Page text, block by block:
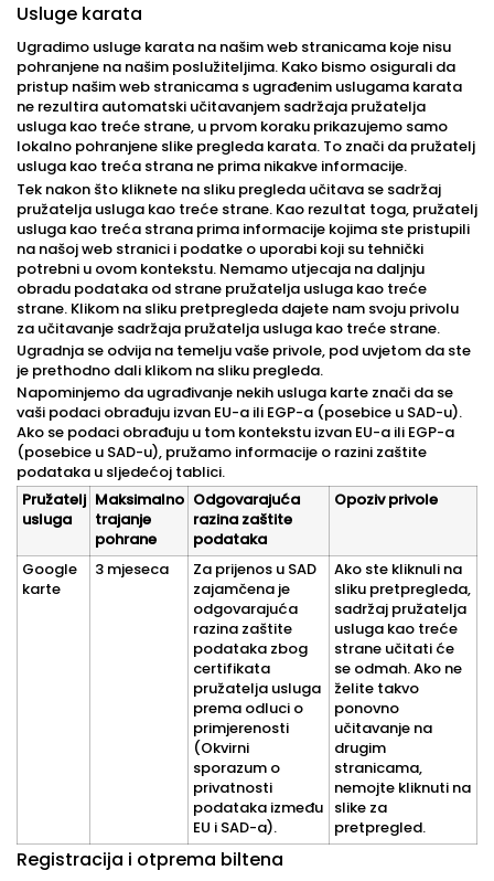
Usluge karata
Ugradimo usluge karata na našim web stranicama koje nisu
pohranjene na našim poslužiteljima. Kako bismo osigurali da
pristup našim web stranicama s ugrađenim uslugama karata
ne rezultira automatski učitavanjem sadržaja pružatelja
usluga kao treće strane, u prvom koraku prikazujemo samo
lokalno pohranjene slike pregleda karata. To znači da pružatelj
usluga kao treća strana ne prima nikakve informacije.
Tek nakon što kliknete na sliku pregleda učitava se sadržaj
pružatelja usluga kao treće strane. Kao rezultat toga, pružatelj
usluga kao treća strana prima informacije kojima ste pristupili
na našoj web stranici i podatke o uporabi koji su tehnički
potrebni u ovom kontekstu. Nemamo utjecaja na daljnju
obradu podataka od strane pružatelja usluga kao treće
strane. Klikom na sliku pretpregleda dajete nam svoju privolu
za učitavanje sadržaja pružatelja usluga kao treće strane.
Ugradnja se odvija na temelju vaše privole, pod uvjetom da ste
je prethodno dali klikom na sliku pregleda.
Napominjemo da ugrađivanje nekih usluga karte znači da se
vaši podaci obrađuju izvan EU-a ili EGP-a (posebice u SAD-u).
Ako se podaci obrađuju u tom kontekstu izvan EU-a ili EGP-a
(posebice u SAD-u), pružamo informacije o razini zaštite
podataka u sljedećoj tablici.
Pružatelj
usluga
Maksimalno
trajanje
pohrane
Odgovarajuća
razina zaštite
podataka
Opoziv privole
Google
karte
3 mjeseca
Za prijenos u SAD
zajamčena je
odgovarajuća
razina zaštite
podataka zbog
certifikata
pružatelja usluga
prema odluci o
primjerenosti
(Okvirni
sporazum o
privatnosti
podataka između
EU i SAD-a).
Ako ste kliknuli na
sliku pretpregleda,
sadržaj pružatelja
usluga kao treće
strane učitati će
se odmah. Ako ne
želite takvo
ponovno
učitavanje na
drugim
stranicama,
nemojte kliknuti na
slike za
pretpregled.
Registracija i otprema biltena